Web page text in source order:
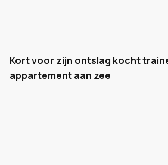
Kort voor zijn ontslag kocht
appartement aan zee